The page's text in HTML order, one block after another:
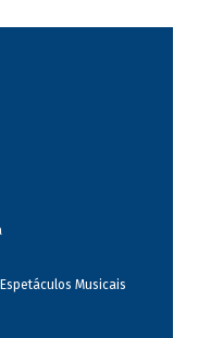
Musicais